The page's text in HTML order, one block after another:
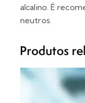
alcalino. É
neutros.
Produtos